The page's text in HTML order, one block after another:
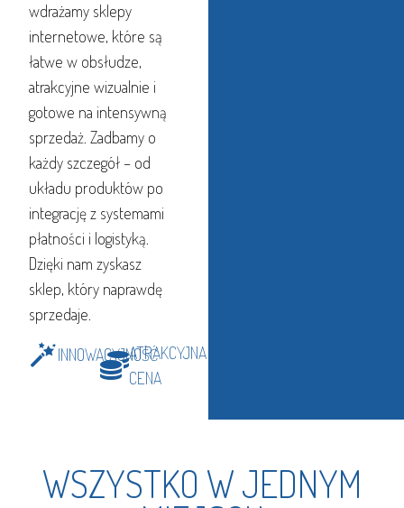
wdrażamy sklepy
internetowe, które są
łatwe w obsłudze,
atrakcyjne wizualnie i
gotowe na intensywną
sprzedaż. Zadbamy o
każdy szczegół – od
układu produktów po
integrację z systemami
płatności i logistyką.
Dzięki nam zyskasz
sklep, który naprawdę
sprzedaje.
INNOWACYJNOŚĆATRAKCYJNA
CENA
WSZYSTKO W JEDNYM